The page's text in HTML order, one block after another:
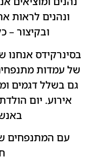
ונהנים לראות
ובקיצור –
בסינרקידס אנחנו
של עמדות
גם בשלל דגמים
אירוע. יום
עם המתנפחים